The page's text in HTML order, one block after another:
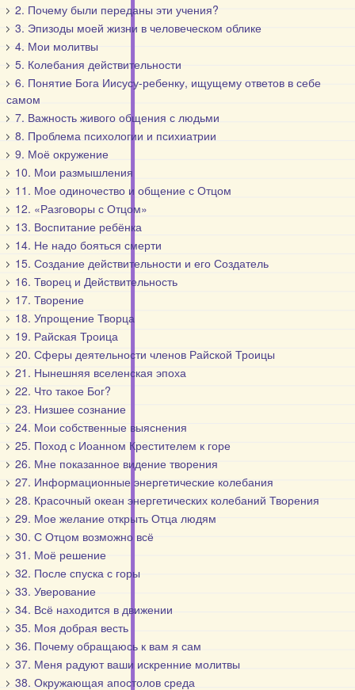
2. Почему были переданы эти учения?
3. Эпизоды моей жизни в человеческом облике
4. Мои молитвы
5. Колебания действительности
6. Понятие Бога Иисусу-ребенку, ищущему ответов в себе
самом
7. Важность живого общения с людьми
8. Проблема психологии и психиатрии
9. Моё окружение
10. Мои размышления
11. Мое одиночество и общение с Отцом
12. «Разговоры с Отцом»
13. Воспитание ребёнка
14. Не надо бояться смерти
15. Создание действительности и его Создатель
16. Творец и Действительность
17. Творение
18. Упрощение Творца
19. Райская Троица
20. Сферы деятельности членов Райской Троицы
21. Нынешняя вселенская эпоха
22. Что такое Бог?
23. Низшее сознание
24. Мои собственные выяснения
25. Поход с Иоанном Крестителем к горе
26. Мне показанное видение творения
27. Информационные энергетические колебания
28. Красочный океан энергетических колебаний Творения
29. Мое желание открыть Отца людям
30. С Отцом возможно всё
31. Моё решение
32. После спуска с горы
33. Уверование
34. Всё находится в движении
35. Моя добрая весть
36. Почему обращаюсь к вам я сам
37. Меня радуют ваши искренние молитвы
38. Окружающая апостолов среда